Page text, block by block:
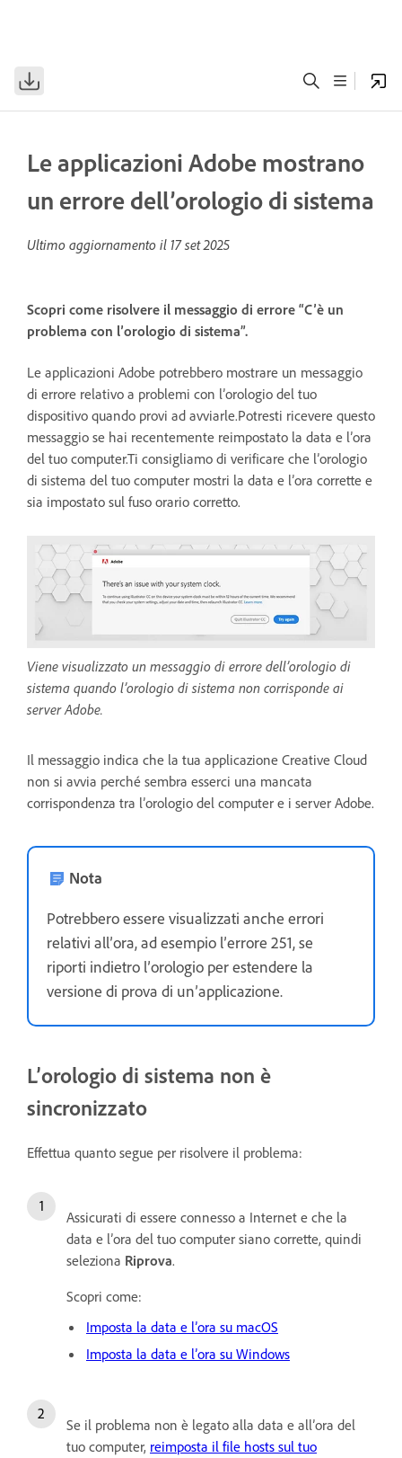
Le applicazioni Adobe mostrano
un errore dell’orologio di sistema
Ultimo aggiornamento il 17 set 2025
Scopri come risolvere il messaggio di errore “C’è un
problema con l’orologio di sistema”.
Le applicazioni Adobe potrebbero mostrare un messaggio
di errore relativo a problemi con l’orologio del tuo
dispositivo quando provi ad avviarle.Potresti ricevere questo
messaggio se hai recentemente reimpostato la data e l’ora
del tuo computer.Ti consigliamo di verificare che l’orologio
di sistema del tuo computer mostri la data e l’ora corrette e
sia impostato sul fuso orario corretto.
Viene visualizzato un messaggio di errore dell’orologio di
sistema quando l’orologio di sistema non corrisponde ai
server Adobe.
Il messaggio indica che la tua applicazione Creative Cloud
non si avvia perché sembra esserci una mancata
corrispondenza tra l’orologio del computer e i server Adobe.
Nota
Potrebbero essere visualizzati anche errori
relativi all’ora, ad esempio l’errore 251, se
riporti indietro l’orologio per estendere la
versione di prova di un’applicazione.
L’orologio di sistema non è
sincronizzato
Effettua quanto segue per risolvere il problema:
Assicurati di essere connesso a Internet e che la
data e l’ora del tuo computer siano corrette, quindi
seleziona Riprova.
Scopri come:
Imposta la data e l’ora su macOS
Imposta la data e l’ora su Windows
Se il problema non è legato alla data e all’ora del
tuo computer, reimposta il file hosts sul tuo